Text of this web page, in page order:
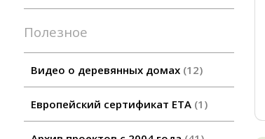
Полезное
Видео о деревянных домах 12
Европейский сертификат ETA 1